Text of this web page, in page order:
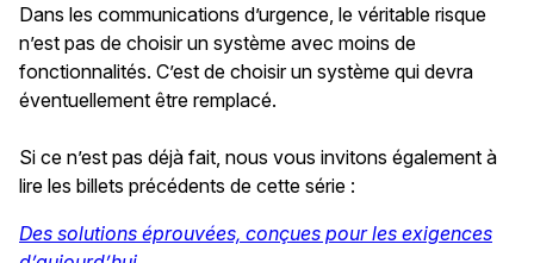
Dans les communications d’urgence, le véritable risque
n’est pas de choisir un système avec moins de
fonctionnalités. C’est de choisir un système qui devra
éventuellement être remplacé.
Si ce n’est pas déjà fait, nous vous invitons également à
lire les billets précédents de cette série :
Des solutions éprouvées, conçues pour les exigences